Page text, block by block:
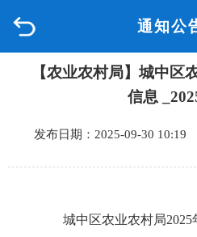
通知公
品质城中
政府信息公开
【农业农村局】城中区
信息
发布日期：2025-09-30
城中区农业农村局2025年